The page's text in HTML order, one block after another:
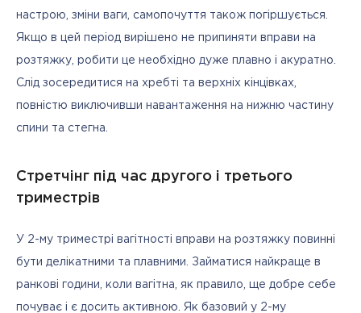
настрою, зміни ваги, самопочуття також погіршується.
Якщо в цей період вирішено не припиняти вправи на
розтяжку, робити це необхідно дуже плавно і акуратно.
Слід зосередитися на хребті та верхніх кінцівках,
повністю виключивши навантаження на нижню частину
спини та стегна.
Стретчінг під час другого і третього
триместрів
У 2-му триместрі вагітності вправи на розтяжку повинні
бути делікатними та плавними. Займатися найкраще в
ранкові години, коли вагітна, як правило, ще добре себе
почуває і є досить активною. Як базовий у 2-му